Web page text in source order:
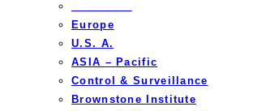
Europe
U.S. A.
ASIA – Pacific
Control & Surveillance
Brownstone Institute